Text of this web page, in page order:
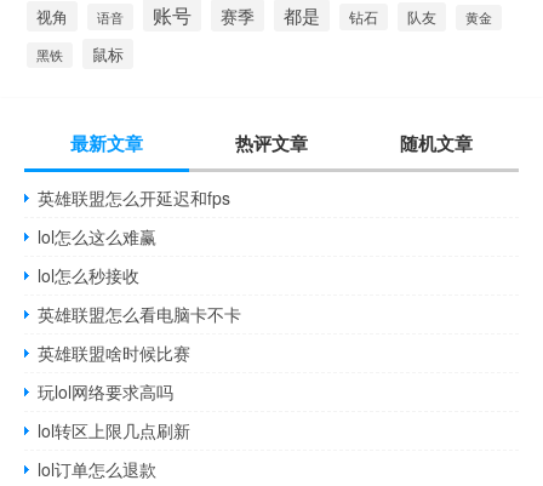
视角 语音 账号 赛季 都是 钻石 队友 黄金
黑铁 鼠标
最新文章 热评文章 随机文章
英雄联盟怎么开延迟和fps
lol怎么这么难赢
lol怎么秒接收
英雄联盟怎么看电脑卡不卡
英雄联盟啥时候比赛
玩lol网络要求高吗
lol转区上限几点刷新
lol订单怎么退款